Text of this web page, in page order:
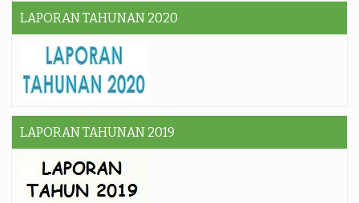
LAPORAN TAHUNAN 2020
LAPORAN TAHUNAN 2019